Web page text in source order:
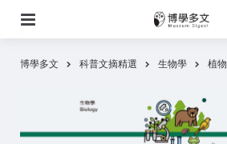
博學多文 科普文摘精選 生物學 植物